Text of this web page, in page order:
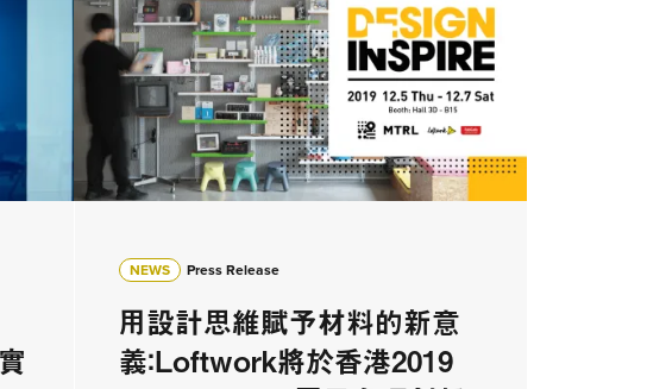
NEWS Press Release
用設計思維賦予材料的新意
義：Loftwork將於香港2019